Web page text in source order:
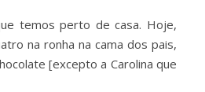
temos perto de casa. Hoje,
na ronha na cama dos pais,
[excepto a Carolina que